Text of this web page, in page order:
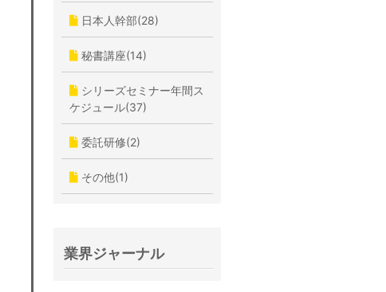
日本人幹部(28)
秘書講座(14)
シリーズセミナー年間ス
ケジュール(37)
委託研修(2)
その他(1)
業界ジャーナル